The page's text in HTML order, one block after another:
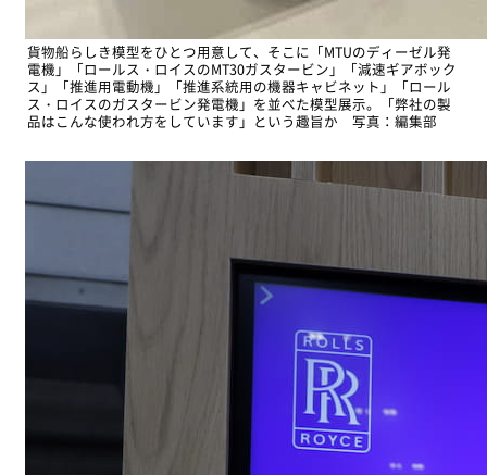
貨物船らしき模型をひとつ用意して、そこに「MTUのディーゼル発
電機」「ロールス・ロイスのMT30ガスタービン」「減速ギアボック
ス」「推進用電動機」「推進系統用の機器キャビネット」「ロール
ス・ロイスのガスタービン発電機」を並べた模型展示。「弊社の製
品はこんな使われ方をしています」という趣旨か 写真：編集部